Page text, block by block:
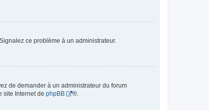
ce problème à un administrateur.
de demander à un administrateur du forum
site Internet de phpBB ®.